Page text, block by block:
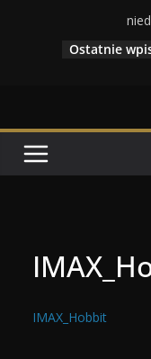
Ostatnie
IMAX_Hobbit